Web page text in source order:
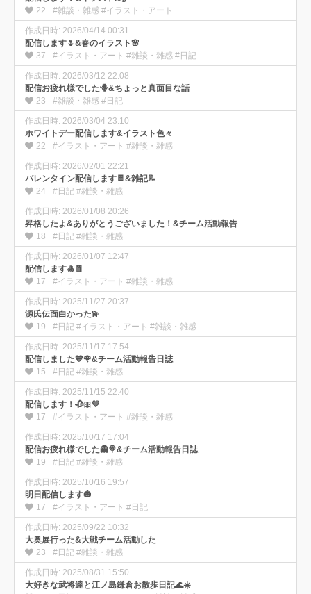
22
#雑談・雑感 #イラスト・アート
作成日時: 2026/04/14 00:31
配信します🌷&春のイラスト🌸
37
#イラスト・アート #雑談・雑感 #日記
作成日時: 2026/03/12 22:08
配信お疲れ様でした🪻&ちょっと真面目な話
23
#雑談・雑感 #日記
作成日時: 2026/03/04 23:10
ホワイトデー配信します&イラスト色々
22
#イラスト・アート #雑談・雑感
作成日時: 2026/02/01 22:21
バレンタイン配信します🍫&雑記📝
24
#日記 #雑談・雑感
作成日時: 2026/01/08 20:26
昇格したよ&ありがとうございました！&チーム活動報告
18
#日記 #雑談・雑感
作成日時: 2026/01/07 12:47
配信します🎍🧧
17
#イラスト・アート #雑談・雑感
作成日時: 2025/11/27 20:37
源氏伝面白かった💫
19
#日記 #イラスト・アート #雑談・雑感
作成日時: 2025/11/17 17:54
配信しました💙🌹&チーム活動報告日誌
15
#日記 #雑談・雑感
作成日時: 2025/11/15 22:40
配信します！🥀🎀💙
17
#イラスト・アート #雑談・雑感
作成日時: 2025/10/17 17:04
配信お疲れ様でした👻🍭&チーム活動報告日誌
19
#日記 #雑談・雑感
作成日時: 2025/10/16 19:57
明日配信します🎃
17
#イラスト・アート #日記
作成日時: 2025/09/22 10:32
大奥展行った&大戦チーム活動した
23
#日記 #雑談・雑感
作成日時: 2025/08/31 15:50
大好きな武将達と江ノ島鎌倉お散歩日記🌊☀️